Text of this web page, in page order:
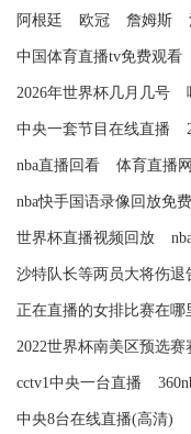
阿根廷 欧冠 詹姆斯
中国体育直播tv免费观看
2026年世界杯几月几号
中央一套节目在线直播
nba直播回看 体育直播网
nba快手国语录像回放免
世界杯直播视频回放
沙特队长等两员大将伤退
正在直播的女排比赛在哪
2022世界杯南美区预选赛
cctv1中央一台直播
中央8台在线直播(高清)